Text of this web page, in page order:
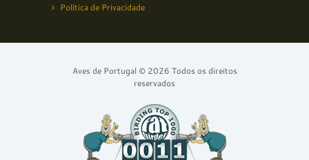
Política de Privacidade
Aves de Portugal © 2026 Todos os direitos
reservados